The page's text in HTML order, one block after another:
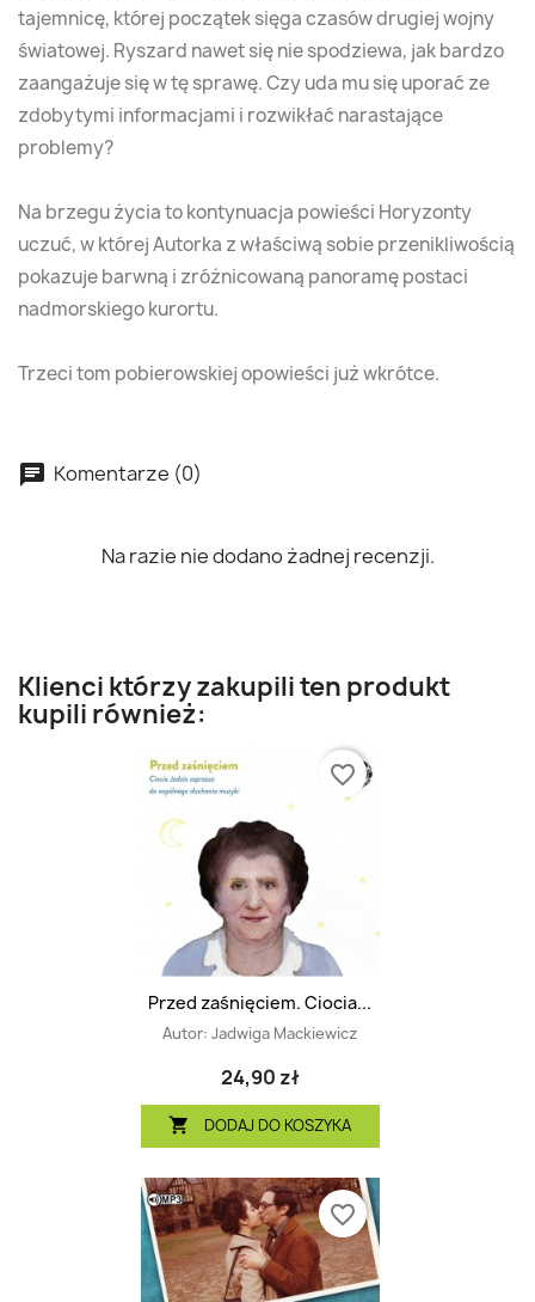
tajemnicę, której początek sięga czasów drugiej wojny
światowej. Ryszard nawet się nie spodziewa, jak bardzo
zaangażuje się w tę sprawę. Czy uda mu się uporać ze
zdobytymi informacjami i rozwikłać narastające
problemy?
Na brzegu życia to kontynuacja powieści Horyzonty
uczuć, w której Autorka z właściwą sobie przenikliwością
pokazuje barwną i zróżnicowaną panoramę postaci
nadmorskiego kurortu.
Trzeci tom pobierowskiej opowieści już wkrótce.
Komentarze (0)
Na razie nie dodano żadnej recenzji.
Klienci którzy zakupili ten produkt
kupili również:
Przed zaśnięciem. Ciocia...
Autor: Jadwiga Mackiewicz
24,90 zł
 DODAJ DO KOSZYKA
favorite_border
favorite_border